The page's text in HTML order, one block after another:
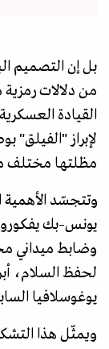
بل إن التصميم
من دلالات
القيادة
لإبراز
مظلتها مختلف
وتتجسّد الأهمية
يونس–بك
وضابط ميداني
لحفظ السلام،
يوغوسلافيا
ويمثّل هذا